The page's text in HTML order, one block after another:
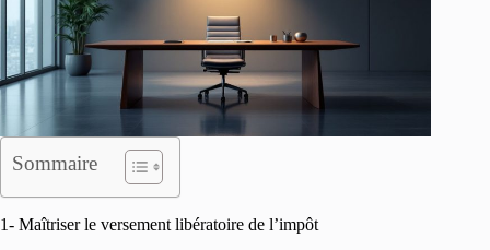
Sommaire
1- Maîtriser le versement libératoire de l’impôt